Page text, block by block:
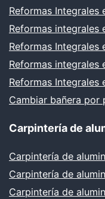
Reformas Integrales
Reformas integrales
Reformas Integrales
Reformas integrales
Reformas Integrales
Cambiar bañera por
Carpintería de
Carpintería de
Carpintería de
Carpintería de